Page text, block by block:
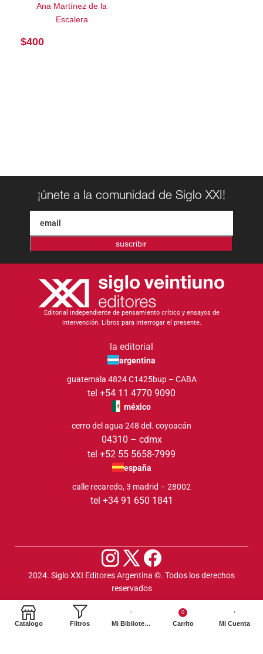
Ana Martínez de la
Escalera
$400
¡únete a la comunidad de Siglo XXI!
suscribir
Editorial independiente de pensamiento crítico y ensayos de
intervención. Libros para interrogar el presente.
la editorial
argentina
guatemala 4824 C1425bup – CABA
tel +54 11 4770 9090
méxico
cerro del agua 248 del. coyoacán
04310 – cdmx
tel +52 55 5658-7999
españa
calle recaredo, 3 madrid – 28002
tel +34 91 650 1841
2024. Siglo XXI Editores Argentina ©️. Todos los derechos
reservados
Catalogo Filtros Mi Biblioteca
0
Carrito Mi Cuenta